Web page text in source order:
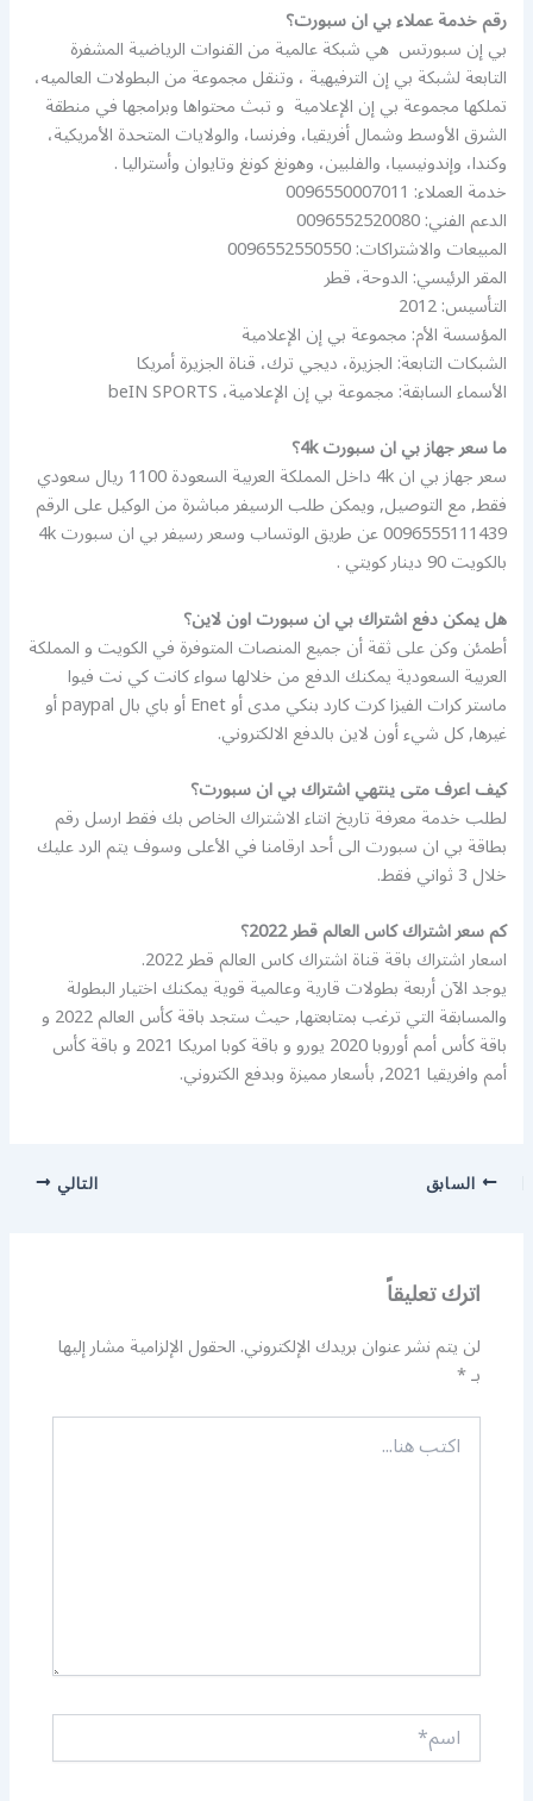
رقم خدمة عملاء بي ان سبورت؟
بي إن سبورتس ‏ هي شبكة عالمية من القنوات الرياضية المشفرة
التابعة لشبكة بي إن الترفيهية ‏، وتنقل مجموعة من البطولات العالميه،
تملكها مجموعة بي إن الإعلامية ‏ و تبث محتواها وبرامجها في منطقة
الشرق الأوسط وشمال أفريقيا، وفرنسا، والولايات المتحدة الأمريكية،
وكندا، وإندونيسيا، والفلبين، وهونغ كونغ وتايوان وأستراليا .
خدمة العملاء: 0096550007011
الدعم الفني: 0096552520080
المبيعات والاشتراكات: 0096552550550
المقر الرئيسي: الدوحة، قطر
التأسيس: 2012
المؤسسة الأم: مجموعة بي إن الإعلامية
الشبكات التابعة: الجزيرة، ديجي ترك، قناة الجزيرة أمريكا
الأسماء السابقة: مجموعة بي إن الإعلامية، beIN SPORTS
ما سعر جهاز بي ان سبورت 4k؟
سعر جهاز بي ان 4k داخل المملكة العربية السعودة 1100 ريال سعودي
فقط, مع التوصيل, ويمكن طلب الرسيفر مباشرة من الوكيل على الرقم
0096555111439 عن طريق الوتساب وسعر رسيفر بي ان سبورت 4k
بالكويت 90 دينار كويتي .
هل يمكن دفع اشتراك بي ان سبورت اون لاين؟
أطمئن وكن على ثقة أن جميع المنصات المتوفرة في الكويت و المملكة
العربية السعودية يمكنك الدفع من خلالها سواء كانت كي نت فيوا
ماستر كرات الفيزا كرت كارد بنكي مدى أو Enet أو باي بال paypal أو
غيرها, كل شيء أون لاين بالدفع الالكتروني.
كيف اعرف متى ينتهي اشتراك بي ان سبورت؟
لطلب خدمة معرفة تاريخ انتاء الاشتراك الخاص بك فقط ارسل رقم
بطاقة بي ان سبورت الى أحد ارقامنا في الأعلى وسوف يتم الرد عليك
خلال 3 ثواني فقط.
كم سعر اشتراك كاس العالم قطر 2022؟
اسعار اشتراك باقة قناة اشتراك كاس العالم قطر 2022.
يوجد الآن أربعة بطولات قارية وعالمية قوية يمكنك اختيار البطولة
والمسابقة التي ترغب بمتابعتها, حيث ستجد باقة كأس العالم 2022 و
باقة كأس أمم أوروبا 2020 يورو و باقة كوبا امريكا 2021 و باقة كأس
أمم وافريقيا 2021, بأسعار مميزة وبدفع الكتروني.
السابق التالي
اترك تعليقاً
لن يتم نشر عنوان بريدك الإلكتروني.الحقول الإلزامية مشار إليها
بـ*
اكتب
هنا...
اسم*